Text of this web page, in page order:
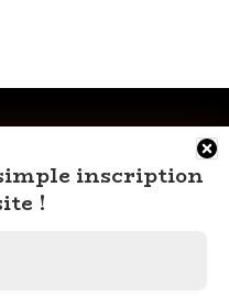
inscription
!